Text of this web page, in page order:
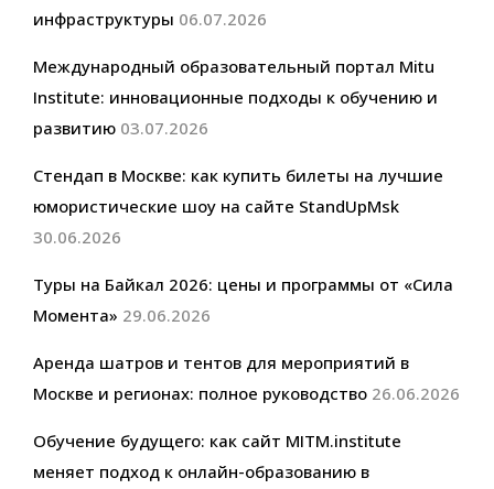
инфраструктуры 06.07.2026
Международный образовательный портал Mitu
Institute: инновационные подходы к обучению и
развитию 03.07.2026
Стендап в Москве: как купить билеты на лучшие
юмористические шоу на сайте StandUpMsk
30.06.2026
Туры на Байкал 2026: цены и программы от «Сила
Момента» 29.06.2026
Аренда шатров и тентов для мероприятий в
Москве и регионах: полное руководство 26.06.2026
Обучение будущего: как сайт MITM.institute
меняет подход к онлайн-образованию в